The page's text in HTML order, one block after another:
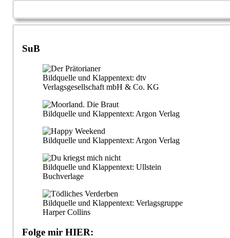
SuB
Bildquelle und Klappentext: dtv
Verlagsgesellschaft mbH & Co. KG
Bildquelle und Klappentext: Argon Verlag
Bildquelle und Klappentext: Argon Verlag
Bildquelle und Klappentext: Ullstein
Buchverlage
Bildquelle und Klappentext: Verlagsgruppe
Harper Collins
Folge mir HIER: